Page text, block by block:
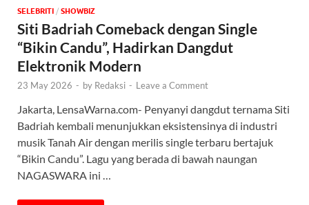
SELEBRITI / ‎SHOWBIZ
Siti Badriah Comeback dengan Single
“Bikin Candu”, Hadirkan Dangdut
Elektronik Modern
23 May 2026 - by Redaksi - Leave a Comment
Jakarta, LensaWarna.com- Penyanyi dangdut ternama Siti
Badriah kembali menunjukkan eksistensinya di industri
musik Tanah Air dengan merilis single terbaru bertajuk
“Bikin Candu”. Lagu yang berada di bawah naungan
NAGASWARA ini …